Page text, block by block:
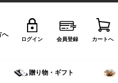
へ
ログイン 会員登録 カートへ
贈り物・ギフト